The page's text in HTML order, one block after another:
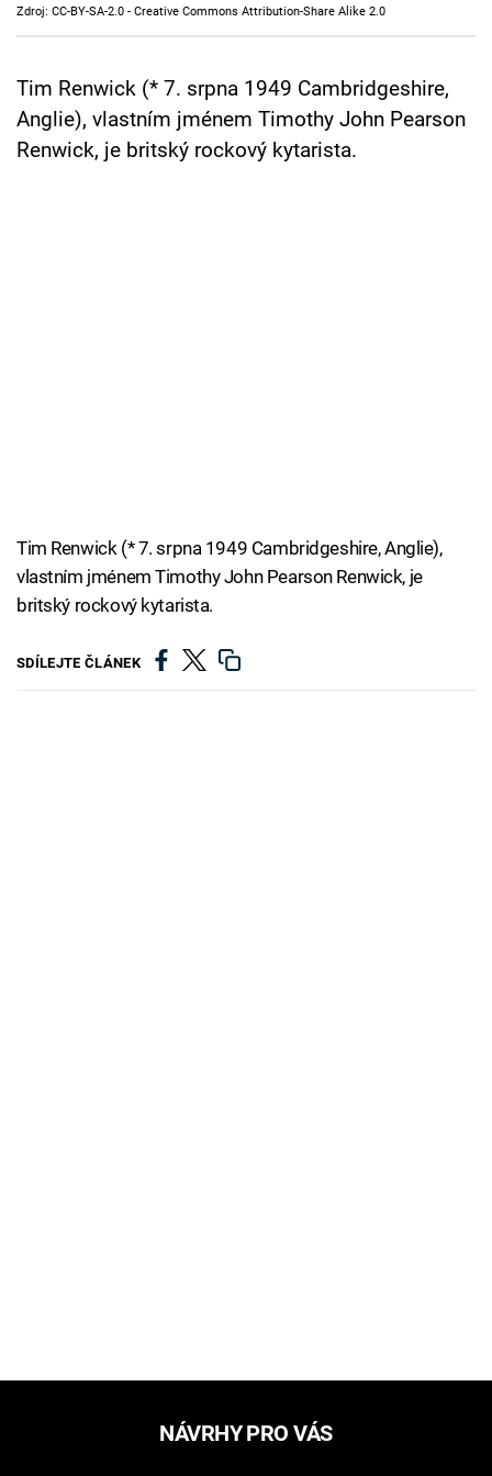
Zdroj: CC-BY-SA-2.0 - Creative Commons Attribution-Share Alike 2.0
Tim Renwick (* 7. srpna 1949 Cambridgeshire,
Anglie), vlastním jménem Timothy John Pearson
Renwick, je britský rockový kytarista.
Tim Renwick (* 7. srpna 1949 Cambridgeshire, Anglie),
vlastním jménem Timothy John Pearson Renwick, je
britský rockový kytarista.
SDÍLEJTE ČLÁNEK
NÁVRHY PRO VÁS